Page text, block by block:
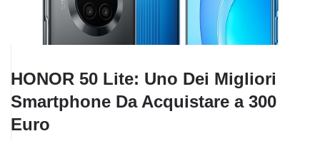
HONOR 50 Lite: Uno Dei Migliori
Smartphone Da Acquistare a 300
Euro